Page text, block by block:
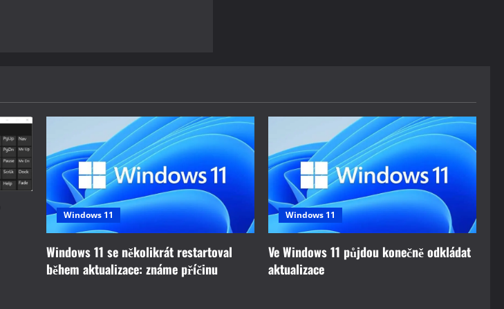
Windows 11
Windows 11 se několikrát restartoval
během aktualizace: známe příčinu
Windows 11
Ve Windows 11 půjdou konečně odkládat
aktualizace